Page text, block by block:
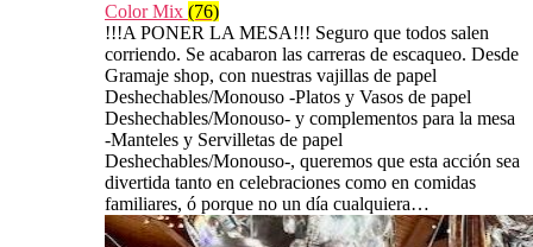
Color Mix (76)
!!!A PONER LA MESA!!! Seguro que todos salen
corriendo. Se acabaron las carreras de escaqueo. Desde
Gramaje shop, con nuestras vajillas de papel
Deshechables/Monouso -Platos y Vasos de papel
Deshechables/Monouso- y complementos para la mesa
-Manteles y Servilletas de papel
Deshechables/Monouso-, queremos que esta acción sea
divertida tanto en celebraciones como en comidas
familiares, ó porque no un día cualquiera…